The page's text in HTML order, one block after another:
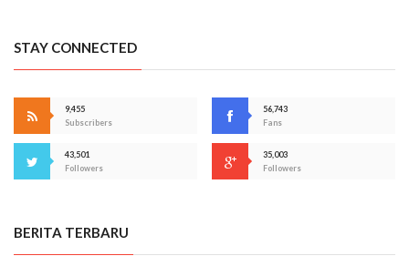
STAY CONNECTED
9,455
Subscribers
56,743
Fans
43,501
Followers
35,003
Followers
BERITA TERBARU